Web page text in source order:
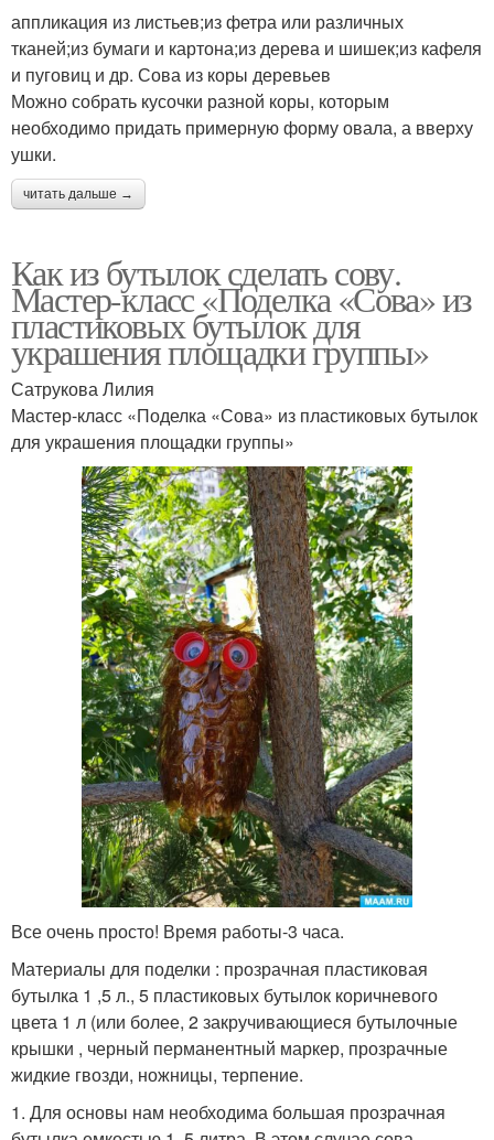
аппликация из листьев;из фетра или различных
тканей;из бумаги и картона;из дерева и шишек;из кафеля
и пуговиц и др. Сова из коры деревьев
Можно собрать кусочки разной коры, которым
необходимо придать примерную форму овала, а вверху
ушки.
читать дальше →
Как из бутылок сделать сову.
Мастер-класс «Поделка «Сова» из
пластиковых бутылок для
украшения площадки группы»
Сатрукова Лилия
Мастер-класс «Поделка «Сова» из пластиковых бутылок
для украшения площадки группы»
Все очень просто! Время работы-3 часа.
Материалы для поделки : прозрачная пластиковая
бутылка 1 ,5 л., 5 пластиковых бутылок коричневого
цвета 1 л (или более, 2 закручивающиеся бутылочные
крышки , черный перманентный маркер, прозрачные
жидкие гвозди, ножницы, терпение.
1. Для основы нам необходима большая прозрачная